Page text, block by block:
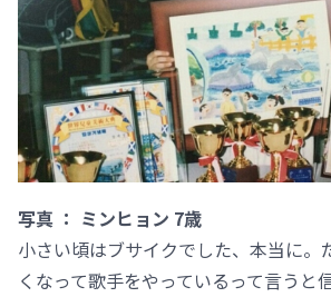
写真 ： ミンヒョン 7歳
小さい頃はブサイクでした、本当に。
くなって歌手をやっているって言うと